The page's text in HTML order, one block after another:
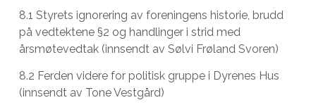
8.1 Styrets ignorering av foreningens historie, brudd
på vedtektene §2 og handlinger i strid med
årsmøtevedtak (innsendt av Sølvi Frøland Svoren)
8.2 Ferden videre for politisk gruppe i Dyrenes Hus
(innsendt av Tone Vestgård)